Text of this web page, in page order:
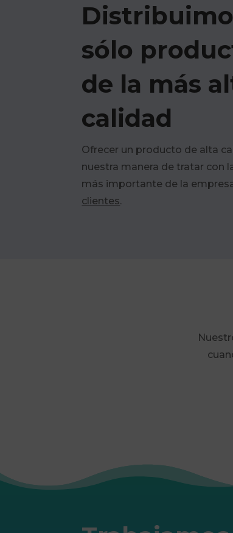
sólo
de la más
calidad
Ofrecer un producto de alta
nuestra manera de tratar con
más importante de la
clientes.